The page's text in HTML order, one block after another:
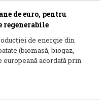
de euro, pentru
regenerabile
de energie din
(biomasă, biogaz,
acordată prin